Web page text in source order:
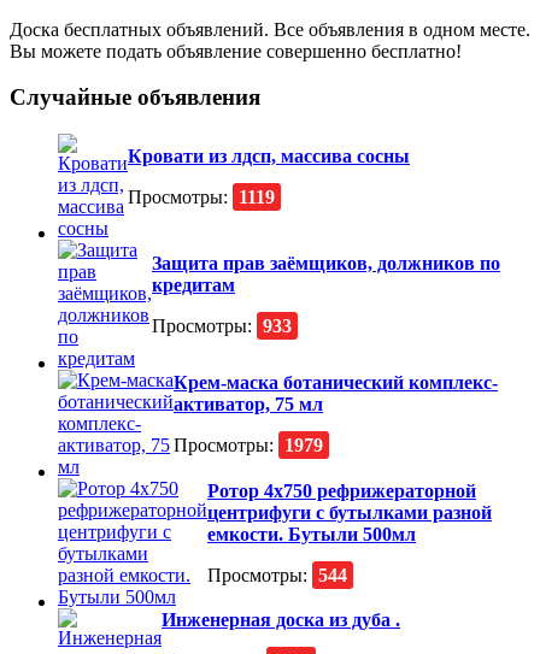
Доска бесплатных объявлений. Все объявления в одном месте.
Вы можете подать объявление совершенно бесплатно!
Случайные объявления
Кровати из лдсп, массива сосны
Просмотры:
1119
Защита прав заёмщиков, должников по
кредитам
Просмотры: 933
Крем-маска ботанический комплекс-
активатор, 75 мл
Просмотры:
1979
Ротор 4х750 рефрижераторной
центрифуги с бутылками разной
емкости. Бутыли 500мл
Просмотры: 544
Инженерная доска из дуба .